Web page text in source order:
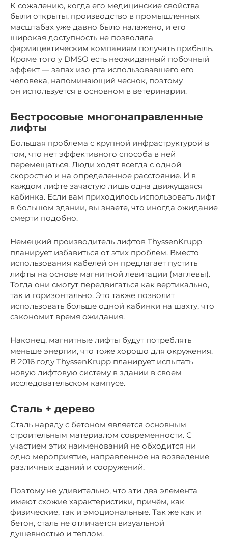
К сожалению, когда его медицинские свойства
были открыты, производство в промышленных
масштабах уже давно было налажено, и его
широкая доступность не позволяла
фармацевтическим компаниям получать прибыль.
Кроме того у DMSO есть неожиданный побочный
эффект — запах изо рта использовавшего его
человека, напоминающий чеснок, поэтому
он используется в основном в ветеринарии.
Бестросовые многонаправленные
лифты
Большая проблема с крупной инфраструктурой в
том, что нет эффективного способа в ней
перемещаться. Люди ходят всегда с одной
скоростью и на определенное расстояние. И в
каждом лифте зачастую лишь одна движущаяся
кабинка. Если вам приходилось использовать лифт
в большом здании, вы знаете, что иногда ожидание
смерти подобно.
Немецкий производитель лифтов ThyssenKrupp
планирует избавиться от этих проблем. Вместо
использования кабелей он предлагает пустить
лифты на основе магнитной левитации (маглевы).
Тогда они смогут передвигаться как вертикально,
так и горизонтально. Это также позволит
использовать больше одной кабинки на шахту, что
сэкономит время ожидания.
Наконец, магнитные лифты будут потреблять
меньше энергии, что тоже хорошо для окружения.
В 2016 году ThyssenKrupp планирует испытать
новую лифтовую систему в здании в своем
исследовательском кампусе.
Сталь + дерево
Сталь наряду с бетоном является основным
строительным материалом современности. С
участием этих наименований не обходится ни
одно мероприятие, направленное на возведение
различных зданий и сооружений.
Поэтому не удивительно, что эти два элемента
имеют схожие характеристики, причём, как
физические, так и эмоциональные. Так же как и
бетон, сталь не отличается визуальной
душевностью и теплом.